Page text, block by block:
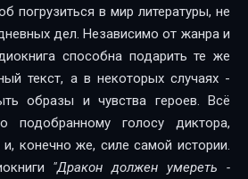
погрузиться в мир литературы, не
дел. Независимо от жанра и
способна подарить те же
текст, а в некоторых случаях -
образы и чувства героев. Всё
подобранному голосу диктора,
и, конечно же, силе самой истории.
"Дракон должен умереть -